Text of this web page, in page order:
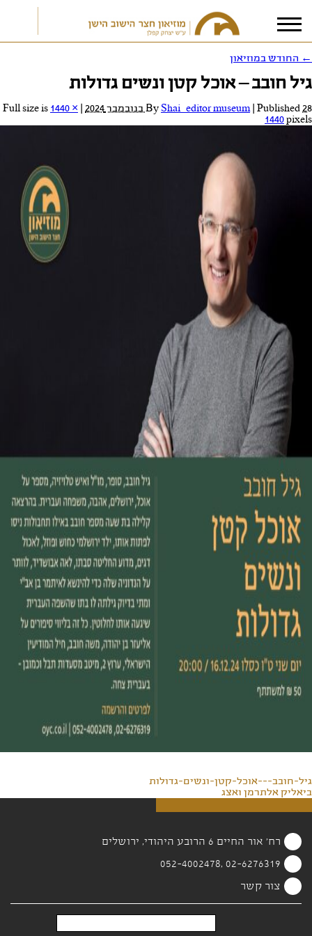
אני מאשר/ת אתתנאי הפרטיות
← החודש במוזיאון
גיל חובב – אוכל קטן ונשים גדולות
By Shai_editor museum Published28 בנובמבר 2024
1440 ×
1440pixels
גיל-חובב---אוכל-קטן-ונשים-גדולות
ביאליק אלתרמן ואצג
רח' אור החיים 6 הרובע היהודי, ירושלים
02-6276319 ,052-4002478
צור קשר